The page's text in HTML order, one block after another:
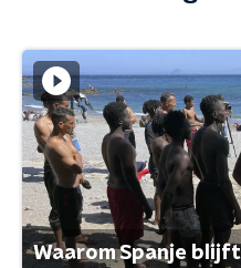
Waarom Spanje